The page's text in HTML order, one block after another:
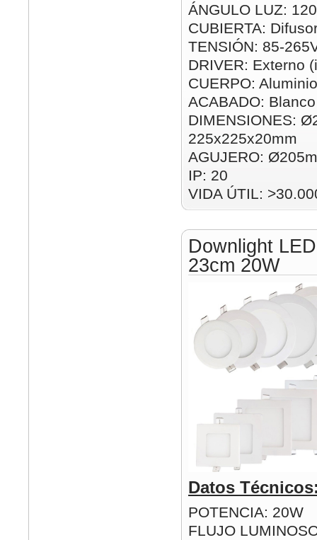
ÁNGULO LUZ:
CUBIERTA:
TENSIÓN: 85-
DRIVER: Externo
CUERPO: Aluminio
ACABADO: Blanco
DIMENSIONES:
225x225x20mm
AGUJERO:
IP: 20
VIDA ÚTIL:
Downlight
23cm 20W
Datos
POTENCIA: 20W
FLUJO